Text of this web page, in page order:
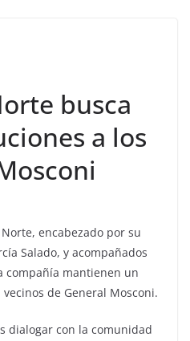
busca
a los
encabezado por su
Salado, y acompañados
compañía mantienen un
de General Mosconi.
dialogar con la comunidad